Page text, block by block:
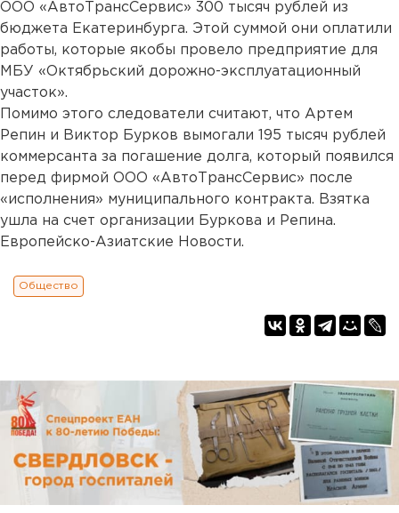
ООО «АвтоТрансСервис» 300 тысяч рублей из
бюджета Екатеринбурга. Этой суммой они оплатили
работы, которые якобы провело предприятие для
МБУ «Октябрьский дорожно-эксплуатационный
участок».
Помимо этого следователи считают, что Артем
Репин и Виктор Бурков вымогали 195 тысяч рублей
коммерсанта за погашение долга, который появился
перед фирмой ООО «АвтоТрансСервис» после
«исполнения» муниципального контракта. Взятка
ушла на счет организации Буркова и Репина.
Европейско-Азиатские Новости.
Общество